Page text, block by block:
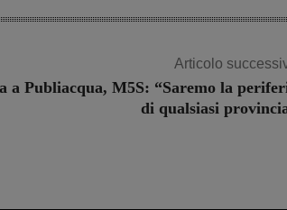
Articolo
a Publiacqua, M5S: “Saremo la
di qualsiasi